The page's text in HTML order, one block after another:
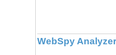
WebSpy